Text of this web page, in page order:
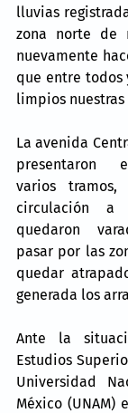
lluvias
zona norte de
nuevamente
que entre todos
limpios
La avenida
presentaron
varios
circulación a
quedaron
pasar por las
quedar
generada los
Ante la
Estudios
Universidad
México (UNAM)